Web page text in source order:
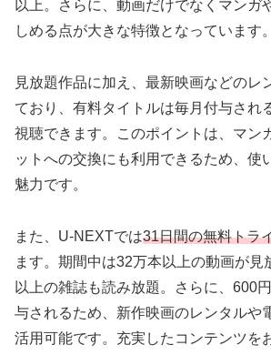
以上。さらに、動画だけでなくマンガ
しめる点が大きな特徴となっています。
見放題作品に加え、最新映画などのレ
ており、有料タイトルは毎月付与され
視聴できます。このポイントは、マン
ットへの交換にも利用できるため、使
魅力です。
また、U-NEXTでは31日間の無料トラ
ます。期間中は32万本以上の動画が見
以上の雑誌も読み放題。さらに、600
与されるため、新作映画のレンタルや
活用可能です。充実したコンテンツを